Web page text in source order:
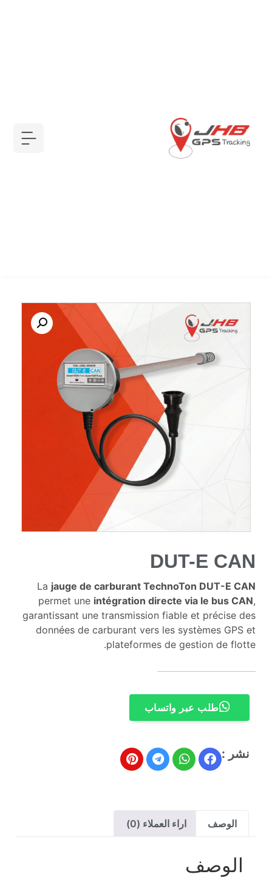
DUT-E CAN
La jauge de carburant TechnoTon DUT-E CAN
permet une intégration directe via le bus CAN,
garantissant une transmission fiable et précise des
données de carburant vers les systèmes GPS et
plateformes de gestion de flotte.
طلب عبر واتساب
نشر :
الوصف اراء العملاء (0)
الوصف